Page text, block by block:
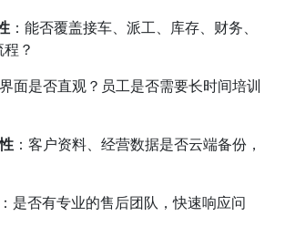
：能否覆盖接车、派工、库存、财务、
？
界面是否直观？员工是否需要长时间培训
：客户资料、经营数据是否云端备份，
：是否有专业的售后团队，快速响应问